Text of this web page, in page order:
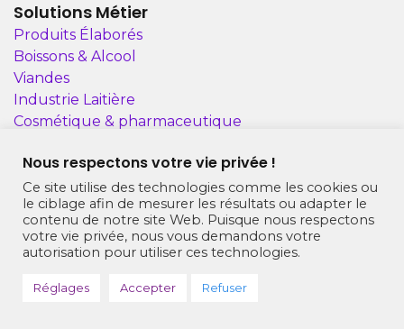
Solutions Métier
Produits Élaborés
Boissons & Alcool
Viandes
Industrie Laitière
Cosmétique & pharmaceutique
Boulangerie & Pâtisserie
Réseaux & Franchises
GMS
Services
Nous respectons votre vie privée !
Ce site utilise des technologies comme les cookies ou
le ciblage afin de mesurer les résultats ou adapter le
contenu de notre site Web. Puisque nous respectons
votre vie privée, nous vous demandons votre
autorisation pour utiliser ces technologies.
Réglages Accepter Refuser